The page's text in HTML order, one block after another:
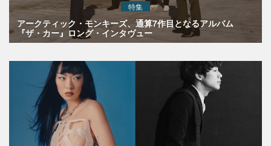
特集
アークティック・モンキーズ、通算7作目となるアルバム
『ザ・カー』ロング・インタヴュー